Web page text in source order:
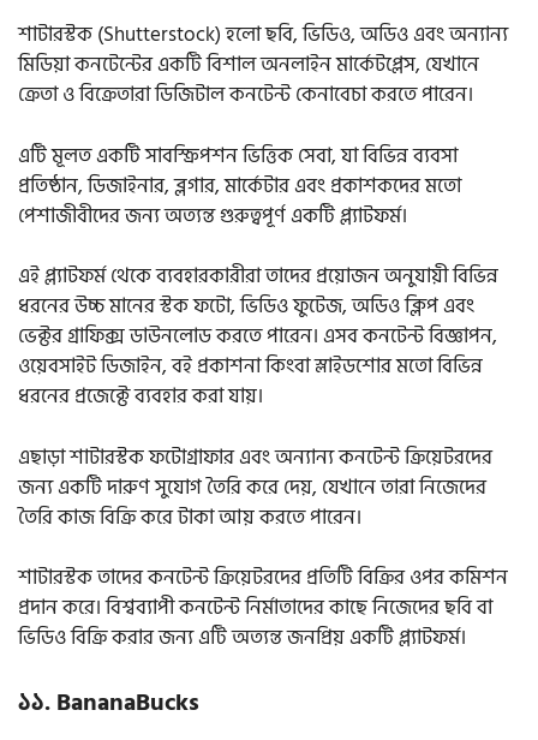
শাটারস্টক (Shutterstock) হলো ছবি, ভিডিও, অডিও এবং অন্যান্য
মিডিয়া কনটেন্টের একটি বিশাল অনলাইন মার্কেটপ্লেস, যেখানে
ক্রেতা ও বিক্রেতারা ডিজিটাল কনটেন্ট কেনাবেচা করতে পারেন।
এটি মূলত একটি সাবস্ক্রিপশন ভিত্তিক সেবা, যা বিভিন্ন ব্যবসা
প্রতিষ্ঠান, ডিজাইনার, ব্লগার, মার্কেটার এবং প্রকাশকদের মতো
পেশাজীবীদের জন্য অত্যন্ত গুরুত্বপূর্ণ একটি প্ল্যাটফর্ম।
এই প্ল্যাটফর্ম থেকে ব্যবহারকারীরা তাদের প্রয়োজন অনুযায়ী বিভিন্ন
ধরনের উচ্চ মানের স্টক ফটো, ভিডিও ফুটেজ, অডিও ক্লিপ এবং
ভেক্টর গ্রাফিক্স ডাউনলোড করতে পারেন। এসব কনটেন্ট বিজ্ঞাপন,
ওয়েবসাইট ডিজাইন, বই প্রকাশনা কিংবা স্লাইডশোর মতো বিভিন্ন
ধরনের প্রজেক্টে ব্যবহার করা যায়।
এছাড়া শাটারস্টক ফটোগ্রাফার এবং অন্যান্য কনটেন্ট ক্রিয়েটরদের
জন্য একটি দারুণ সুযোগ তৈরি করে দেয়, যেখানে তারা নিজেদের
তৈরি কাজ বিক্রি করে টাকা আয় করতে পারেন।
শাটারস্টক তাদের কনটেন্ট ক্রিয়েটরদের প্রতিটি বিক্রির ওপর কমিশন
প্রদান করে। বিশ্বব্যাপী কনটেন্ট নির্মাতাদের কাছে নিজেদের ছবি বা
ভিডিও বিক্রি করার জন্য এটি অত্যন্ত জনপ্রিয় একটি প্ল্যাটফর্ম।
১১. BananaBucks